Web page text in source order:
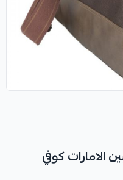
الامارات كوفي